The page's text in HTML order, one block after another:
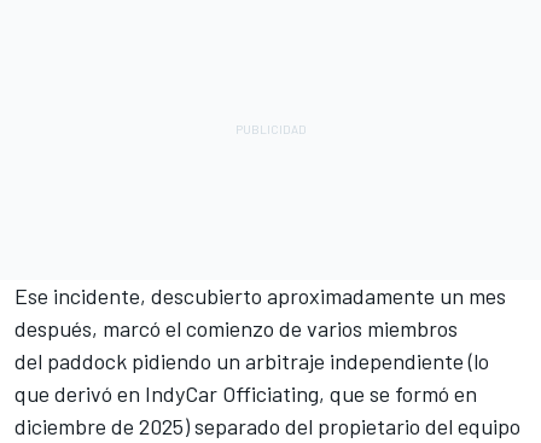
Ese incidente, descubierto aproximadamente un mes
después, marcó el comienzo de varios miembros
del paddock pidiendo un arbitraje independiente (lo
que derivó en IndyCar Officiating, que se formó en
diciembre de 2025) separado del propietario del equipo